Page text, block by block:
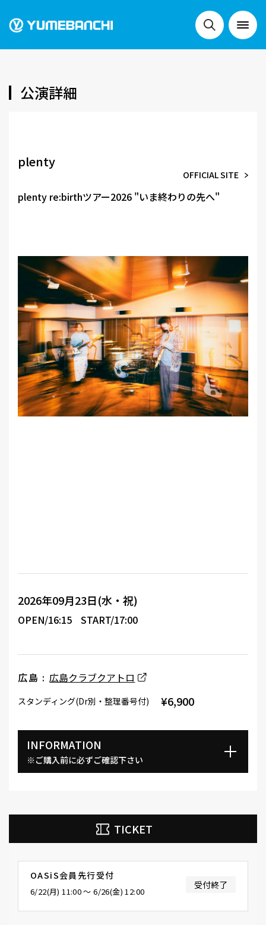
MEMBER
公演詳細
plenty
OFFICIAL SITE
plenty re:birthツアー2026 "いま終わりの先へ"
2026年09月23日(水・祝)
OPEN/16:15 START/17:00
広島 : 広島クラブクアトロ
スタンディング(Dr別・整理番号付) ¥6,900
INFORMATION
※ご購入前に必ずご確認下さい
TICKET
OASiS会員先行受付
6/22(月) 11:00 〜 6/26(金) 12:00
受付終了